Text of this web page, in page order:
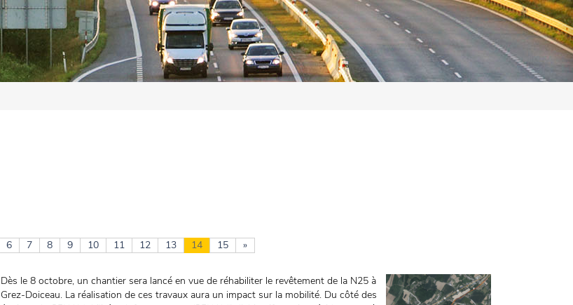
6 7 8 9 10 11 12 13 14 15 »
Dès le 8 octobre, un chantier sera lancé en vue de réhabiliter le revêtement de la N25 à
Grez-Doiceau. La réalisation de ces travaux aura un impact sur la mobilité. Du côté des